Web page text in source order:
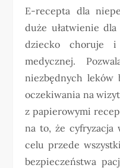
E-recepta dla
duże ułatwienie
dziecko choruje i
medycznej.
niezbędnych leków
oczekiwania na
z papierowymi
na to, że cyfryzacja
celu przede
bezpieczeństwa